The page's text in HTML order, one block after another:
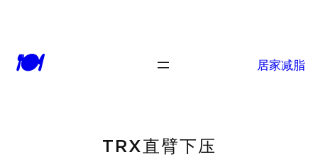
🍽 居家减脂
TRX直臂下压